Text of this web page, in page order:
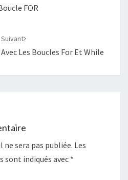
FOR
Suivant
Les Boucles For Et While
ne sera pas publiée. Les
sont indiqués avec *